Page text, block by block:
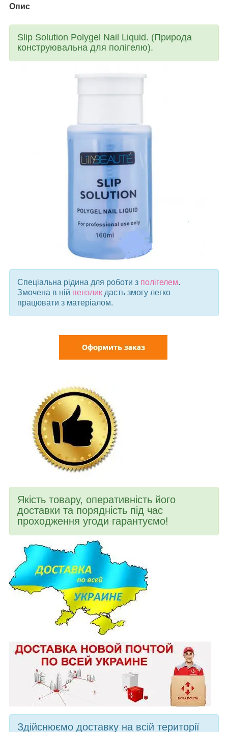
Опис
Slip Solution Polygel Nail Liquid. (Природа
конструювальна для полігелю).
Спеціальна рідина для роботи з полігелем.
Змочена в ній пензлик дасть змогу легко
працювати з матеріалом.
Якість товару, оперативність його
доставки та порядність під час
проходження угоди гарантуємо!
Здійснюємо доставку на всій території